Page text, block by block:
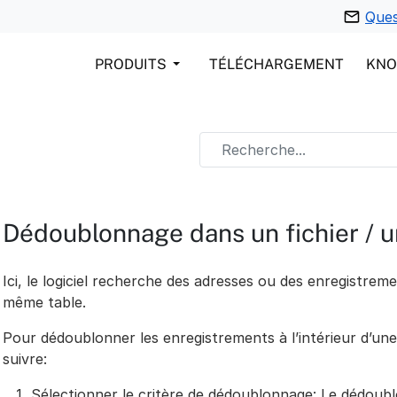
PRODUITS TÉLÉCHARGEMENT
Dédoublonnage dans un fichier /
Ici, le logiciel recherche des adresses ou des
même table.
Pour dédoublonner les enregistrements à l’intérieur
suivre: